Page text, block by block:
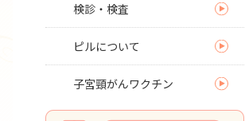
検診・検査
ピルについて
子宮頸がんワクチン